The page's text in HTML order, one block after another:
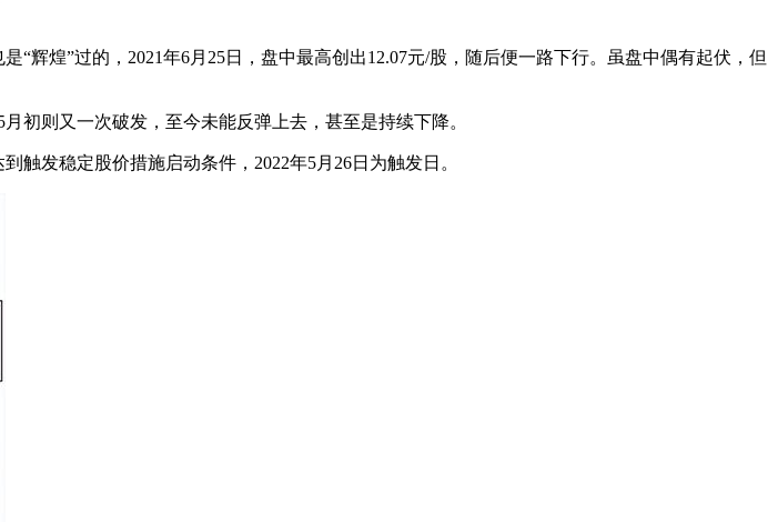
煌”过的，2021年6月25日，盘中最高创出12.07元/股，随后便一路下行。虽盘中偶有起伏，但
则又一次破发，至今未能反弹上去，甚至是持续下降。
发稳定股价措施启动条件，2022年5月26日为触发日。